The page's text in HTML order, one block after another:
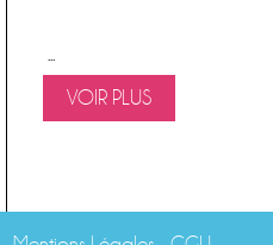
...
VOIR PLUS